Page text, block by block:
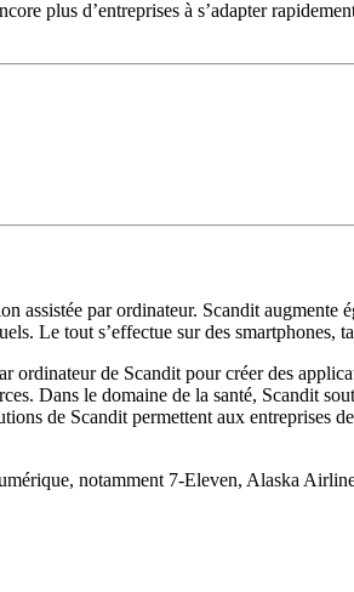
plus d’entreprises à s’adapter
par ordinateur. Scandit augmente
Le tout s’effectue sur des smartphones,
de Scandit pour créer des
Dans le domaine de la santé, Scandit
de Scandit permettent aux entreprises
notamment 7-Eleven, Alaska